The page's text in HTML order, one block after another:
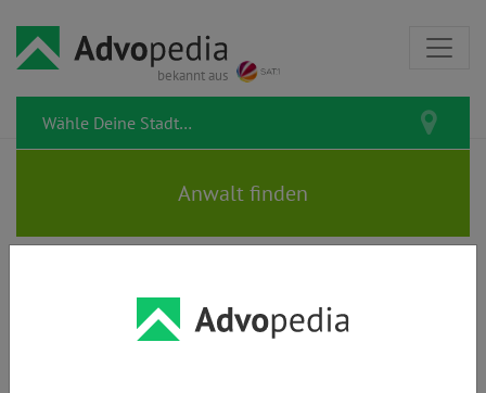
bekannt aus
GREISER | Rechtsanwälte